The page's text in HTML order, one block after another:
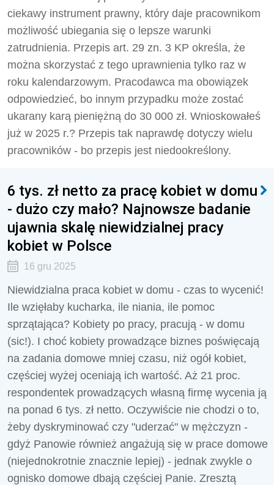
ciekawy instrument prawny, który daje pracownikom
możliwość ubiegania się o lepsze warunki
zatrudnienia. Przepis art. 29 zn. 3 KP określa, że
można skorzystać z tego uprawnienia tylko raz w
roku kalendarzowym. Pracodawca ma obowiązek
odpowiedzieć, bo innym przypadku może zostać
ukarany karą pieniężną do 30 000 zł. Wnioskowałeś
już w 2025 r.? Przepis tak naprawdę dotyczy wielu
pracowników - bo przepis jest niedookreślony.
6 tys. zł netto za pracę kobiet w domu
- dużo czy mało? Najnowsze badanie
ujawnia skalę niewidzialnej pracy
kobiet w Polsce
16 gru 2025
Niewidzialna praca kobiet w domu - czas to wycenić!
Ile wzięłaby kucharka, ile niania, ile pomoc
sprzątająca? Kobiety po pracy, pracują - w domu
(sic!). I choć kobiety prowadzące biznes poświęcają
na zadania domowe mniej czasu, niż ogół kobiet,
częściej wyżej oceniają ich wartość. Aż 21 proc.
respondentek prowadzących własną firmę wycenia ją
na ponad 6 tys. zł netto. Oczywiście nie chodzi o to,
żeby dyskryminować czy "uderzać" w mężczyzn -
gdyż Panowie również angażują się w prace domowe
(niejednokrotnie znacznie lepiej) - jednak zwykle o
ognisko domowe dbają częściej Panie. Zresztą